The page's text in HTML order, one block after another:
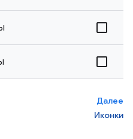
Далее
Иконки